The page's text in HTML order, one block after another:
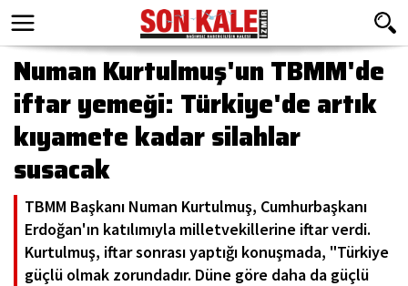
Numan Kurtulmuş'un TBMM'de
iftar yemeği: Türkiye'de artık
kıyamete kadar silahlar
susacak
TBMM Başkanı Numan Kurtulmuş, Cumhurbaşkanı
Erdoğan'ın katılımıyla milletvekillerine iftar verdi.
Kurtulmuş, iftar sonrası yaptığı konuşmada, "Türkiye
güçlü olmak zorundadır. Düne göre daha da güçlü